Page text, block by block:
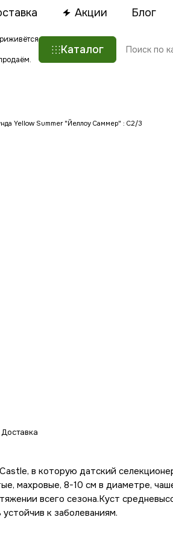
Акции Блог
Каталог
Yellow Summer "Йеллоу Саммер" : C2/3
Доставка
в которую датский
махровые, 8-10 см в диаметре,
всего сезона.Куст
к заболеваниям.